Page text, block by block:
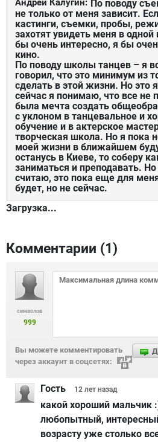
По поводу
не только от меня зависит.
кастинги, съемки, пробы,
захотят увидеть меня в
бы очень интересно, я бы
кино.
По поводу школы танцев – я
говорил, что это минимум из
сделать в этой жизни. Но это
сейчас я понимаю, что все не
была мечта создать
с уклоном в танцевальное и
обучение и в актерское
творческая школа. Но я пока
моей жизни в ближайшем
останусь в Киеве, то соберу
заниматься и преподавать.
считаю, это пока еще для
будет, но не сейчас.
Загрузка...
Комментарии (1)
символов
999
Вы можете комментировать
через аккаунт в соцсетях:
Гость 12 лет назад
какой хороший мальчик
любопытный,
возрасту уже столько